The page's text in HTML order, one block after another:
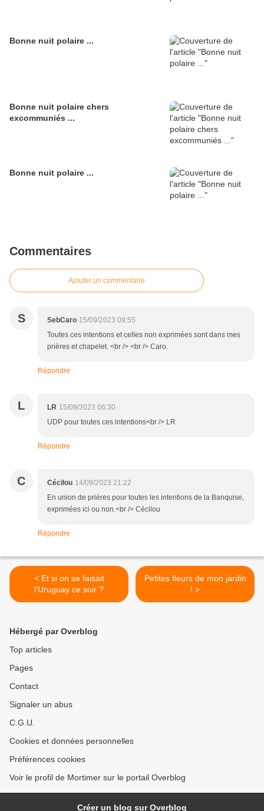
Bonne nuit polaire ...
Bonne nuit polaire chers
excommuniés ...
Bonne nuit polaire ...
Commentaires
Ajouter un commentaire
S SebCaro 15/09/2023 09:55
Toutes ces intentions et celles non exprimées sont dans mes
prières et chapelet. <br /> <br /> Caro.
Répondre
L LR 15/09/2023 06:30
UDP pour toutes ces intentions<br /> LR
Répondre
C Cécilou 14/09/2023 21:22
En union de prières pour toutes les intentions de la Banquise,
exprimées ici ou non.<br /> Cécilou
Répondre
< Et si on se faisait
l'Uruguay ce soir ?
Petites fleurs de mon jardin
! >
Hébergé par Overblog
Top articles
Pages
Contact
Signaler un abus
C.G.U.
Cookies et données personnelles
Préférences cookies
Voir le profil de Mortimer sur le portail Overblog
Créer un blog sur Overblog